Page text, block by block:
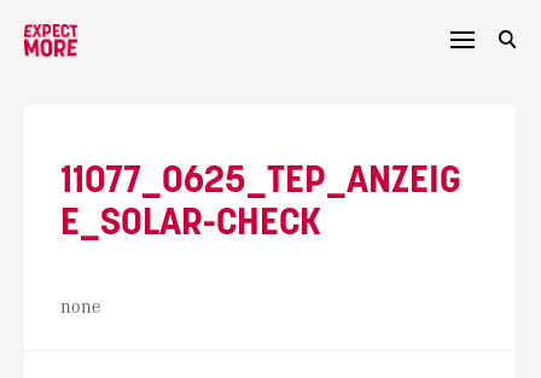
11077_0625_TEP_ANZEIG
E_SOLAR-CHECK
none